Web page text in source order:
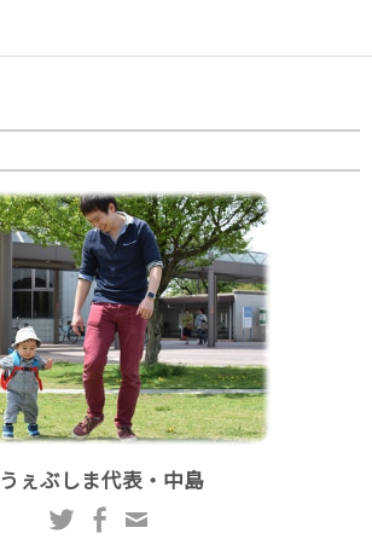
うぇぶしま代表・中島